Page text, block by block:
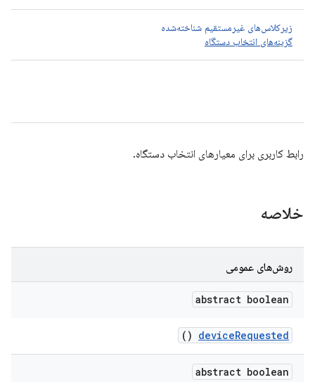
زیرکلاس‌های غیرمستقیم شناخته‌شده
گزینه‌های انتخاب دستگاه
رابط کاربری برای معیارهای انتخاب دستگاه.
خلاصه
روش‌های عمومی
abstract boolean
deviceRequested
()
abstract boolean